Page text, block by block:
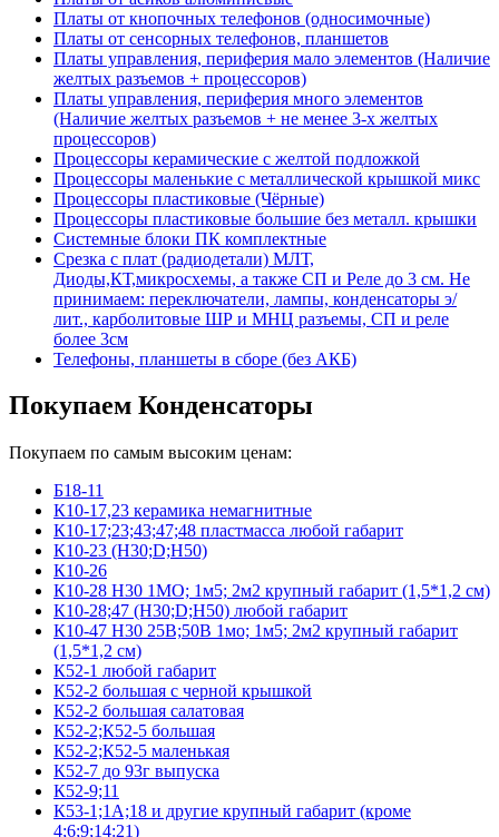
Платы от кнопочных телефонов (односимочные)
Платы от сенсорных телефонов, планшетов
Платы управления, периферия мало элементов (Наличие
желтых разъемов + процессоров)
Платы управления, периферия много элементов
(Наличие желтых разъемов + не менее 3-х желтых
процессоров)
Процессоры керамические с желтой подложкой
Процессоры маленькие с металлической крышкой микс
Процессоры пластиковые (Чёрные)
Процессоры пластиковые большие без металл. крышки
Системные блоки ПК комплектные
Срезка с плат (радиодетали) МЛТ,
Диоды,КТ,микросхемы, а также СП и Реле до 3 см. Не
принимаем: переключатели, лампы, конденсаторы э/
лит., карболитовые ШР и МНЦ разъемы, СП и реле
более 3см
Телефоны, планшеты в сборе (без АКБ)
Покупаем Конденсаторы
Покупаем по самым высоким ценам:
Б18-11
К10-17,23 керамика немагнитные
К10-17;23;43;47;48 пластмасса любой габарит
К10-23 (Н30;D;Н50)
К10-26
К10-28 Н30 1МО; 1м5; 2м2 крупный габарит (1,5*1,2 см)
К10-28;47 (Н30;D;Н50) любой габарит
К10-47 Н30 25В;50В 1мо; 1м5; 2м2 крупный габарит
(1,5*1,2 см)
К52-1 любой габарит
К52-2 большая с черной крышкой
К52-2 большая салатовая
К52-2;К52-5 большая
К52-2;К52-5 маленькая
К52-7 до 93г выпуска
К52-9;11
К53-1;1А;18 и другие крупный габарит (кроме
4;6;9;14:21)